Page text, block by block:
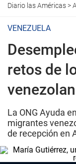
Diario las Américas>
VENEZUELA
retos de
La ONG Ayuda
migrantes
de recepción en